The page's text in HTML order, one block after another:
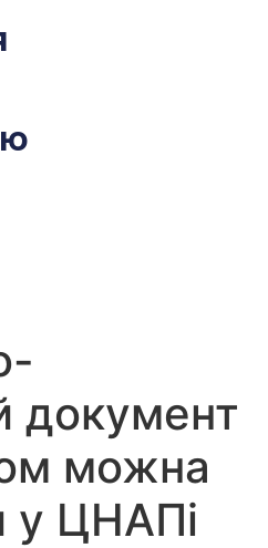
документ
можна
у ЦНАПі